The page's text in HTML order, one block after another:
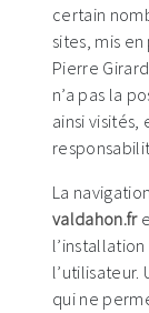
certain
sites, mis
Pierre
n’a pas la
ainsi visités,
La
valdahon.fr
qui ne